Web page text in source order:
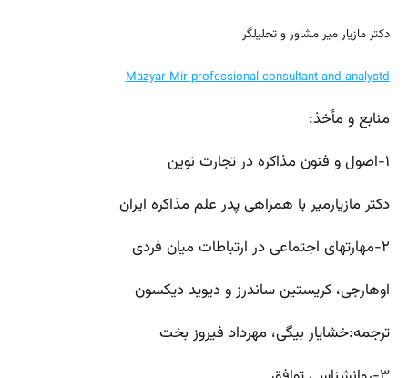
دکتر مازیار میر مشاور و تحلیلگر
Mazyar Mir professional consultant and analystd
منابع و مأخذ:
۱-اصول و فنون مذاکره در تجارت نوین
دکتر مازیارمیر با همراهی پدر علم مذاکره ایران
۲-مهارتهای اجتماعی در ارتباطات میان فردی
اوهارجی، کریستین ساندرز و دیوید دیکسون
ترجمه:خشایار بیگی، مهرداد فیروز بخت